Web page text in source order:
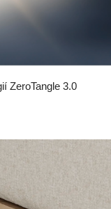
ZeroTangle 3.0